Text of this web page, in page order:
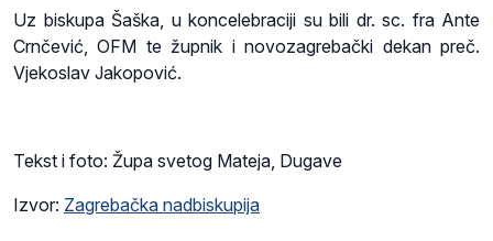
Uz biskupa Šaška, u koncelebraciji su bili dr. sc. fra Ante
Crnčević, OFM te župnik i novozagrebački dekan preč.
Vjekoslav Jakopović.
Tekst i foto: Župa svetog Mateja, Dugave
Izvor: Zagrebačka nadbiskupija